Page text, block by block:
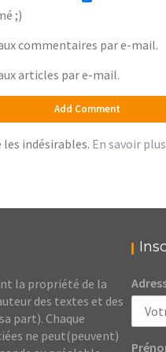
;)
commentaires par e-mail.
articles par e-mail.
indésirables. En savoir
la propriété de la
des textes et des
part). Chaque
ne peut(peuvent)